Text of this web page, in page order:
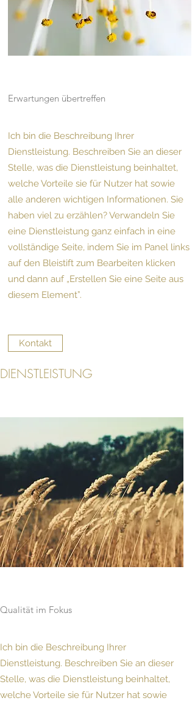
Erwartungen übertreffen
Ich bin die Beschreibung Ihrer
Dienstleistung. Beschreiben Sie an dieser
Stelle, was die Dienstleistung beinhaltet,
welche Vorteile sie für Nutzer hat sowie
alle anderen wichtigen Informationen. Sie
haben viel zu erzählen? Verwandeln Sie
eine Dienstleistung ganz einfach in eine
vollständige Seite, indem Sie im Panel links
auf den Bleistift zum Bearbeiten klicken
und dann auf „Erstellen Sie eine Seite aus
diesem Element”.
Kontakt
DIENSTLEISTUNG
Qualität im Fokus
Ich bin die Beschreibung Ihrer
Dienstleistung. Beschreiben Sie an dieser
Stelle, was die Dienstleistung beinhaltet,
welche Vorteile sie für Nutzer hat sowie